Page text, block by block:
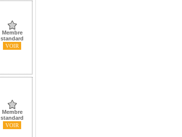
Membre
standard
VOIR
Membre
standard
VOIR